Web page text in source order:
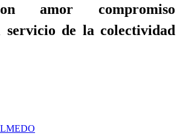
amor compromiso
servicio de la colectividad